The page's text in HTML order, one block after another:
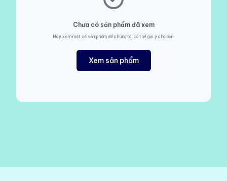
Chưa có sản phẩm đã xem
Hãy xem một số sản phẩm để chúng tôi có thể gợi ý cho bạn!
Xem sản phẩm